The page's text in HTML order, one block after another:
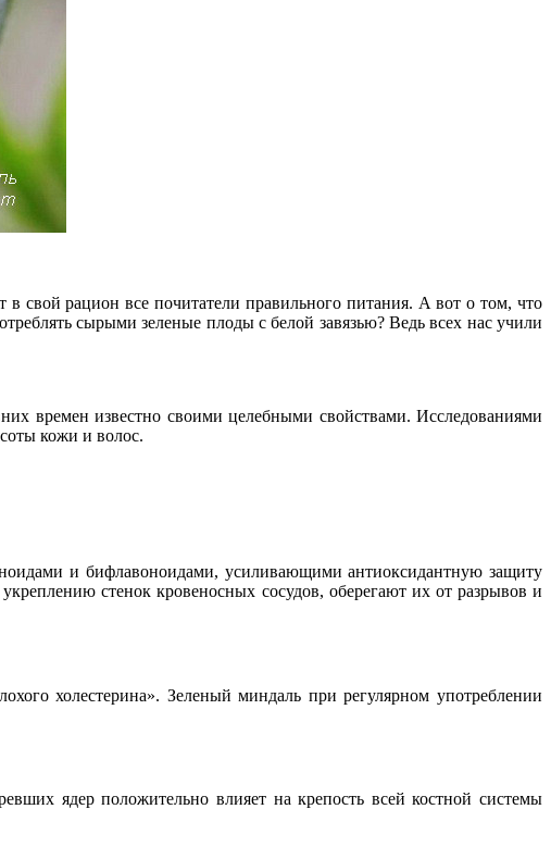
свой рацион все почитатели правильного питания. А вот о том, что
сырыми зеленые плоды с белой завязью? Ведь всех нас учили
времен известно своими целебными свойствами. Исследованиями
кожи и волос.
и бифлавоноидами, усиливающими антиоксидантную защиту
стенок кровеносных сосудов, оберегают их от разрывов и
холестерина». Зеленый миндаль при регулярном употреблении
ядер положительно влияет на крепость всей костной системы